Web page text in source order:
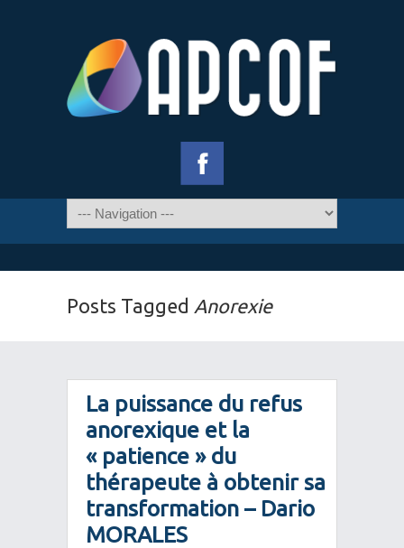
Posts Tagged Anorexie
La puissance du refus
anorexique et la
« patience » du
thérapeute à obtenir sa
transformation – Dario
MORALES